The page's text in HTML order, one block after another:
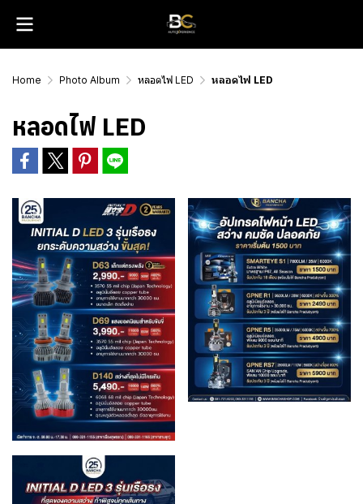
Home Photo Album หลอดไฟ LED หลอดไฟ LED
หลอดไฟ LED